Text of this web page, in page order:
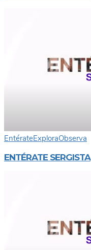
EntérateExploraObserva
ENTÉRATE SERGISTA